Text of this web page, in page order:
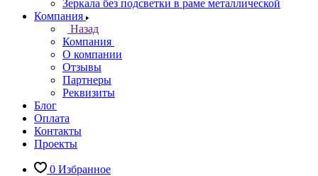
Зеркала без подсветки в раме металлической
Компания
Назад
Компания
О компании
Отзывы
Партнеры
Реквизиты
Блог
Оплата
Контакты
Проекты
0 Избранное